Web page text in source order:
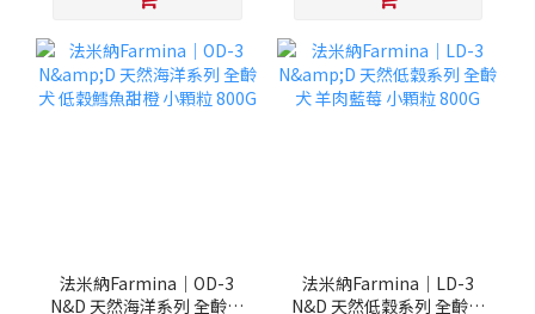
法米納Farmina｜OD-3
N&D 天然海洋系列 全齡犬
法米納Farmina｜LD-3
N&D 天然低穀系列 全齡犬